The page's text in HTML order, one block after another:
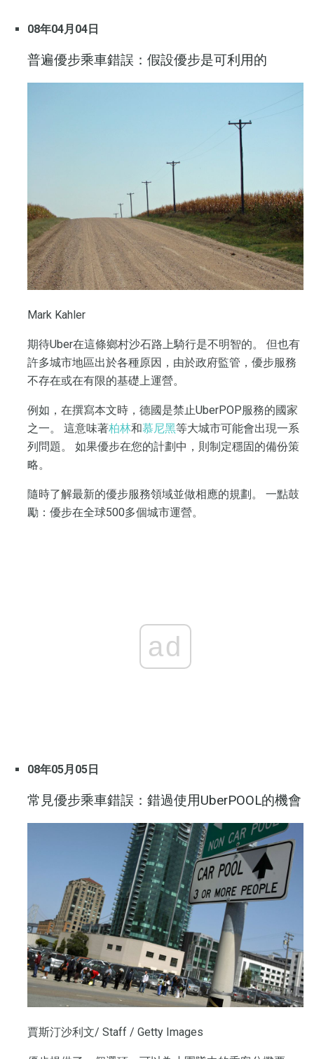
08年04月04日
普遍優步乘車錯誤：假設優步是可利用的
Mark Kahler
期待Uber在這條鄉村沙石路上騎行是不明智的。 但也有
許多城市地區出於各種原因，由於政府監管，優步服務
不存在或在有限的基礎上運營。
例如，在撰寫本文時，德國是禁止UberPOP服務的國家
之一。 這意味著柏林和慕尼黑等大城市可能會出現一系
列問題。 如果優步在您的計劃中，則制定穩固的備份策
略。
隨時了解最新的優步服務領域並做相應的規劃。 一點鼓
勵：優步在全球500多個城市運營。
ad
08年05月05日
常見優步乘車錯誤：錯過使用UberPOOL的機會
賈斯汀沙利文/ Staff / Getty Images